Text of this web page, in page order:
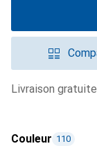
livraison gratuite
Couleur 110